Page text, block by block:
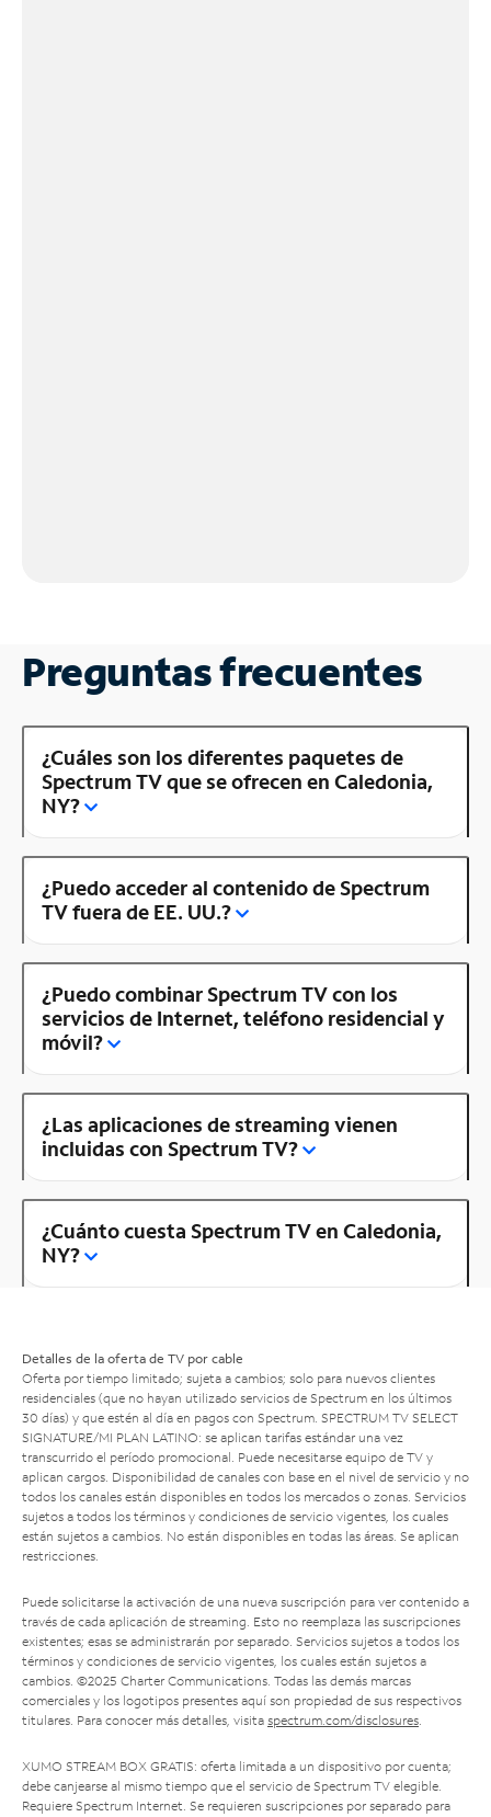
Preguntas frecuentes
¿Cuáles son los diferentes paquetes de
Spectrum TV que se ofrecen en Caledonia,
NY?
¿Puedo acceder al contenido de Spectrum
TV fuera de EE. UU.?
¿Puedo combinar Spectrum TV con los
servicios de Internet, teléfono residencial y
móvil?
¿Las aplicaciones de streaming vienen
incluidas con Spectrum TV?
¿Cuánto cuesta Spectrum TV en Caledonia,
NY?
Detalles de la oferta de TV por cable
Oferta por tiempo limitado; sujeta a cambios; solo para nuevos clientes
residenciales (que no hayan utilizado servicios de Spectrum en los últimos
30 días) y que estén al día en pagos con Spectrum. SPECTRUM TV SELECT
SIGNATURE/MI PLAN LATINO: se aplican tarifas estándar una vez
transcurrido el período promocional. Puede necesitarse equipo de TV y
aplican cargos. Disponibilidad de canales con base en el nivel de servicio y no
todos los canales están disponibles en todos los mercados o zonas. Servicios
sujetos a todos los términos y condiciones de servicio vigentes, los cuales
están sujetos a cambios. No están disponibles en todas las áreas. Se aplican
restricciones.
Puede solicitarse la activación de una nueva suscripción para ver contenido a
través de cada aplicación de streaming. Esto no reemplaza las suscripciones
existentes; esas se administrarán por separado. Servicios sujetos a todos los
términos y condiciones de servicio vigentes, los cuales están sujetos a
cambios. ©2025 Charter Communications. Todas las demás marcas
comerciales y los logotipos presentes aquí son propiedad de sus respectivos
titulares. Para conocer más detalles, visita spectrum.com/disclosures.
XUMO STREAM BOX GRATIS: oferta limitada a un dispositivo por cuenta;
debe canjearse al mismo tiempo que el servicio de Spectrum TV elegible.
Requiere Spectrum Internet. Se requieren suscripciones por separado para